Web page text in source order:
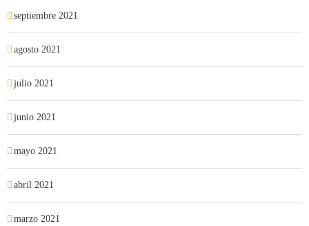
septiembre 2021
agosto 2021
julio 2021
junio 2021
mayo 2021
abril 2021
marzo 2021